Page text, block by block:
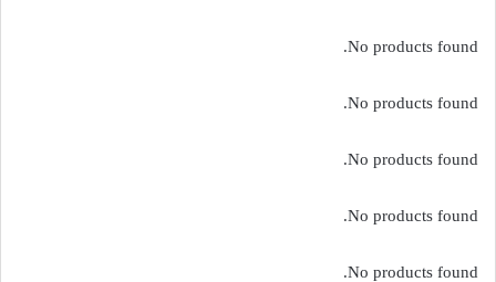
No products found.
No products found.
No products found.
No products found.
No products found.